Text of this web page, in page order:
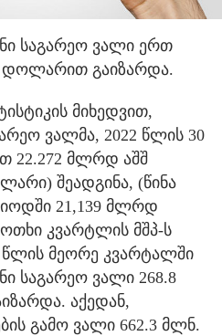
საგარეო ვალი ერთ
გაიზარდა.
მიხედვით,
ვალმა, 2022 წლის 30
22.272 მლრდ აშშ
შეადგინა, (წინა
21,139 მლრდ
კვარტლის მშპ-ს
წლის მეორე კვარტალში
საგარეო ვალი 268.8
აქედან,
გამო ვალი 662.3 მლნ.